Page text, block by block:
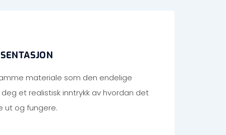
materiale som den endelige
et realistisk inntrykk av hvordan det
ut og fungere.